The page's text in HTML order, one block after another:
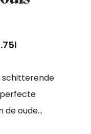
schitterende
perfecte
de oude
druiven.